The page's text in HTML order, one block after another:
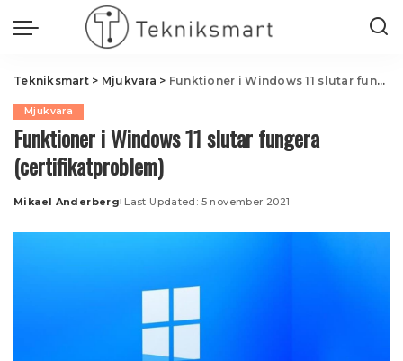
Tekniksmart> Mjukvara > Funktioner i Windows 11 slutar fungera (certifikatproblem)
Mjukvara
Funktioner i Windows 11 slutar fungera
(certifikatproblem)
Posted
Mikael Anderberg Last Updated: 5 november 2021